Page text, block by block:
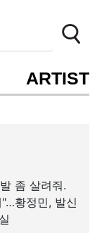
ARTIST
좀 살려줘.
황정민, 발신